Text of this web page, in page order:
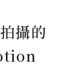
攝的